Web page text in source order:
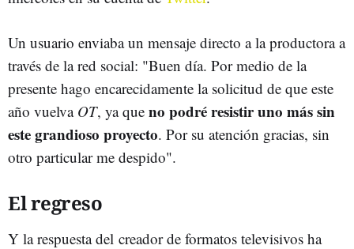
Un usuario enviaba un mensaje directo a la productora a
través de la red social: "Buen día. Por medio de la
presente hago encarecidamente la solicitud de que este
año vuelva OT, ya que no podré resistir uno más sin
este grandioso proyecto. Por su atención gracias, sin
otro particular me despido".
El regreso
Y la respuesta del creador de formatos televisivos ha